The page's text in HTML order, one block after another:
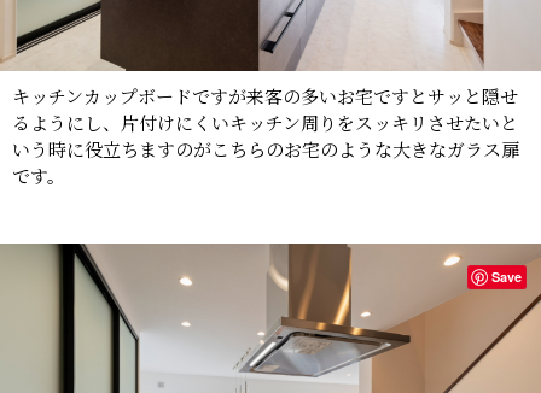
キッチンカップボードですが来客の多いお宅ですとサッと隠せ
るようにし、片付けにくいキッチン周りをスッキリさせたいと
いう時に役立ちますのがこちらのお宅のような大きなガラス扉
です。
Save